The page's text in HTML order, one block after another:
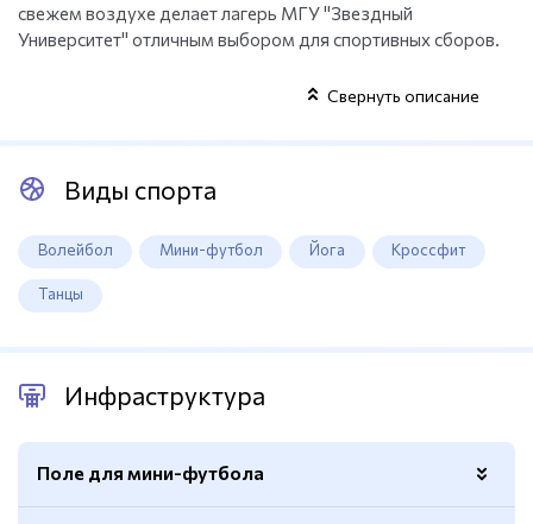
свежем воздухе делает лагерь МГУ "Звездный
Университет" отличным выбором для спортивных сборов.
Свернуть описание
Виды спорта
Волейбол Мини-футбол Йога Кроссфит
Танцы
Инфраструктура
Поле для мини-футбола